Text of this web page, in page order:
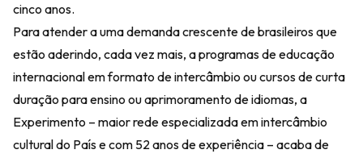
cinco anos.
Para atender a uma demanda crescente de brasileiros que
estão aderindo, cada vez mais, a programas de educação
internacional em formato de intercâmbio ou cursos de curta
duração para ensino ou aprimoramento de idiomas, a
Experimento – maior rede especializada em intercâmbio
cultural do País e com 52 anos de experiência – acaba de